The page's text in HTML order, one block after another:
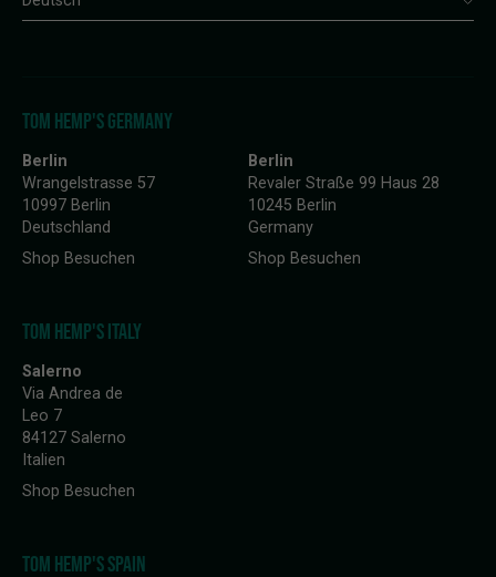
TOM HEMP'S GERMANY
Berlin
Wrangelstrasse 57
10997 Berlin
Deutschland
Shop Besuchen
Berlin
Revaler Straße 99 Haus 28
10245 Berlin
Germany
Shop Besuchen
TOM HEMP'S ITALY
Salerno
Via Andrea de
Leo 7
84127 Salerno
Italien
Shop Besuchen
TOM HEMP'S SPAIN